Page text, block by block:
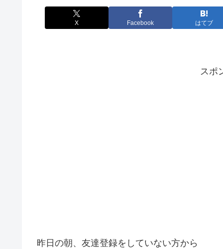
X Facebook はてブ
スポ
昨日の朝、友達登録をしていない方から